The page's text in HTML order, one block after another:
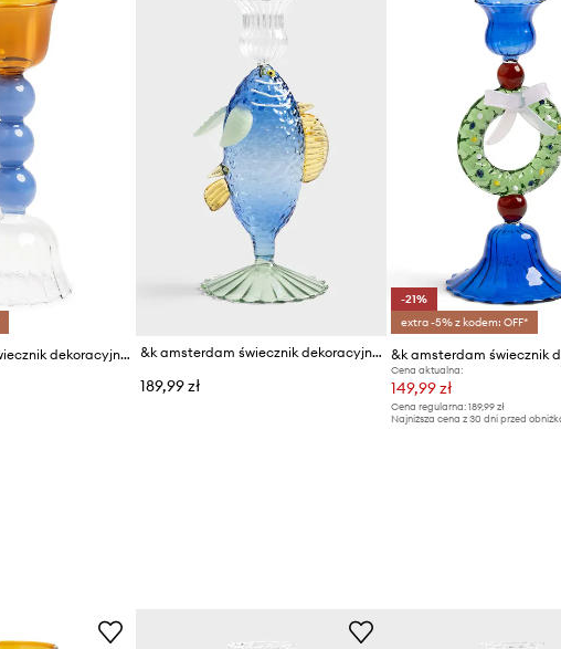
&k amsterdam świecznik dekoracyjny &k amsterdam świecznik dekoracyjny fish blue
189,99 zł
-21%
extra -5% z kodem: OFF*
Cena aktualna:
149,99 zł
Cena regularna:189,99 zł
Najniższa cena z 30 dni przed